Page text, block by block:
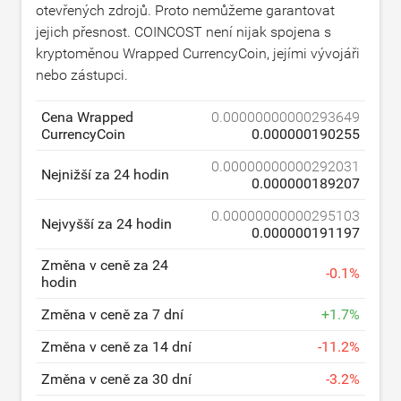
otevřených zdrojů. Proto nemůžeme garantovat
jejich přesnost. COINCOST není nijak spojena s
kryptoměnou Wrapped CurrencyCoin, jejími vývojáři
nebo zástupci.
Cena Wrapped
CurrencyCoin
0.00000000000293649
0.000000190255
Nejnižší za 24 hodin
0.00000000000292031
0.000000189207
Nejvyšší za 24 hodin
0.00000000000295103
0.000000191197
Změna v ceně za 24
hodin
-0.1%
Změna v ceně za 7 dní +1.7%
Změna v ceně za 14 dní
-11.2%
Změna v ceně za 30 dní
-3.2%